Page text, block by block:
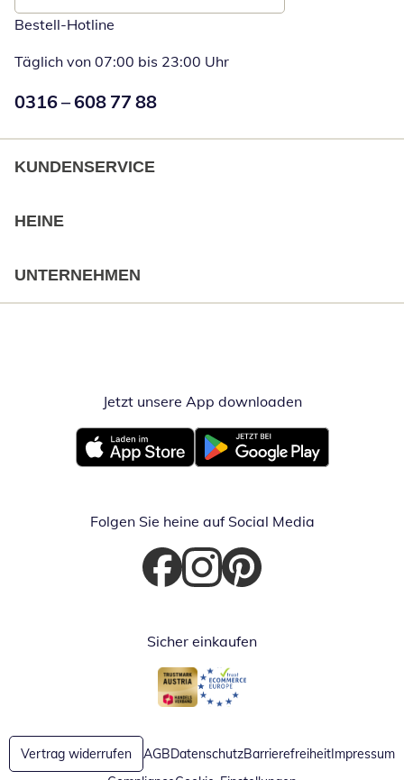
Bestell-Hotline
Täglich von 07:00 bis 23:00 Uhr
Numéro de téléphone:
0316 – 608 77 88
KUNDENSERVICE
HEINE
UNTERNEHMEN
Jetzt unsere App downloadenÖffnet in
Öffnet in neuem FensterÖffnet in neuem Fenster
Folgen Sie heine auf Social Media
Öffnet in neuem Fenster
Öffnet in neuem Fenster
Öffnet in neuem Fenster
Sicher einkaufen
Öffnet in neuem Fenster
Öffnet in neuem Fenster
Vertrag widerrufen AGBDatenschutzBarrierefreiheitImpressum